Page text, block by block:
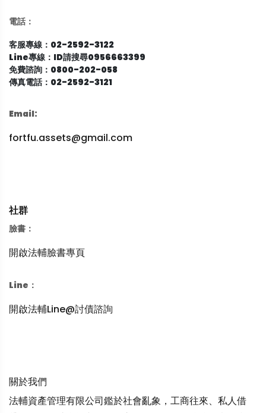
電話：
客服專線：02-2592-3122
Line專線：ID請搜尋0956663399
免費諮詢：0800-202-058
傳真電話：02-2592-3121
Email:
fortfu.assets@gmail.com
社群
臉書：
開啟法輔臉書專頁
Line：
開啟法輔Line@討債諮詢
關於我們
法輔資產管理有限公司鑑於社會亂象，工商往來、私人借